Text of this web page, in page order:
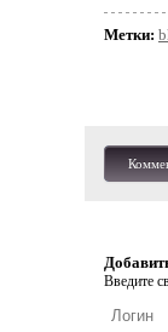
Метки:
Введите